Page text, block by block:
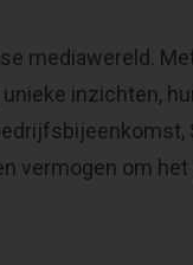
mediawereld.
inzichten,
vermogen om